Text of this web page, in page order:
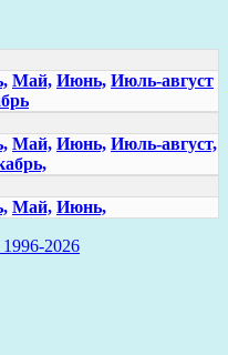
Май, Июнь, Июль-август
Май, Июнь, Июль-август,
Май, Июнь,
2026